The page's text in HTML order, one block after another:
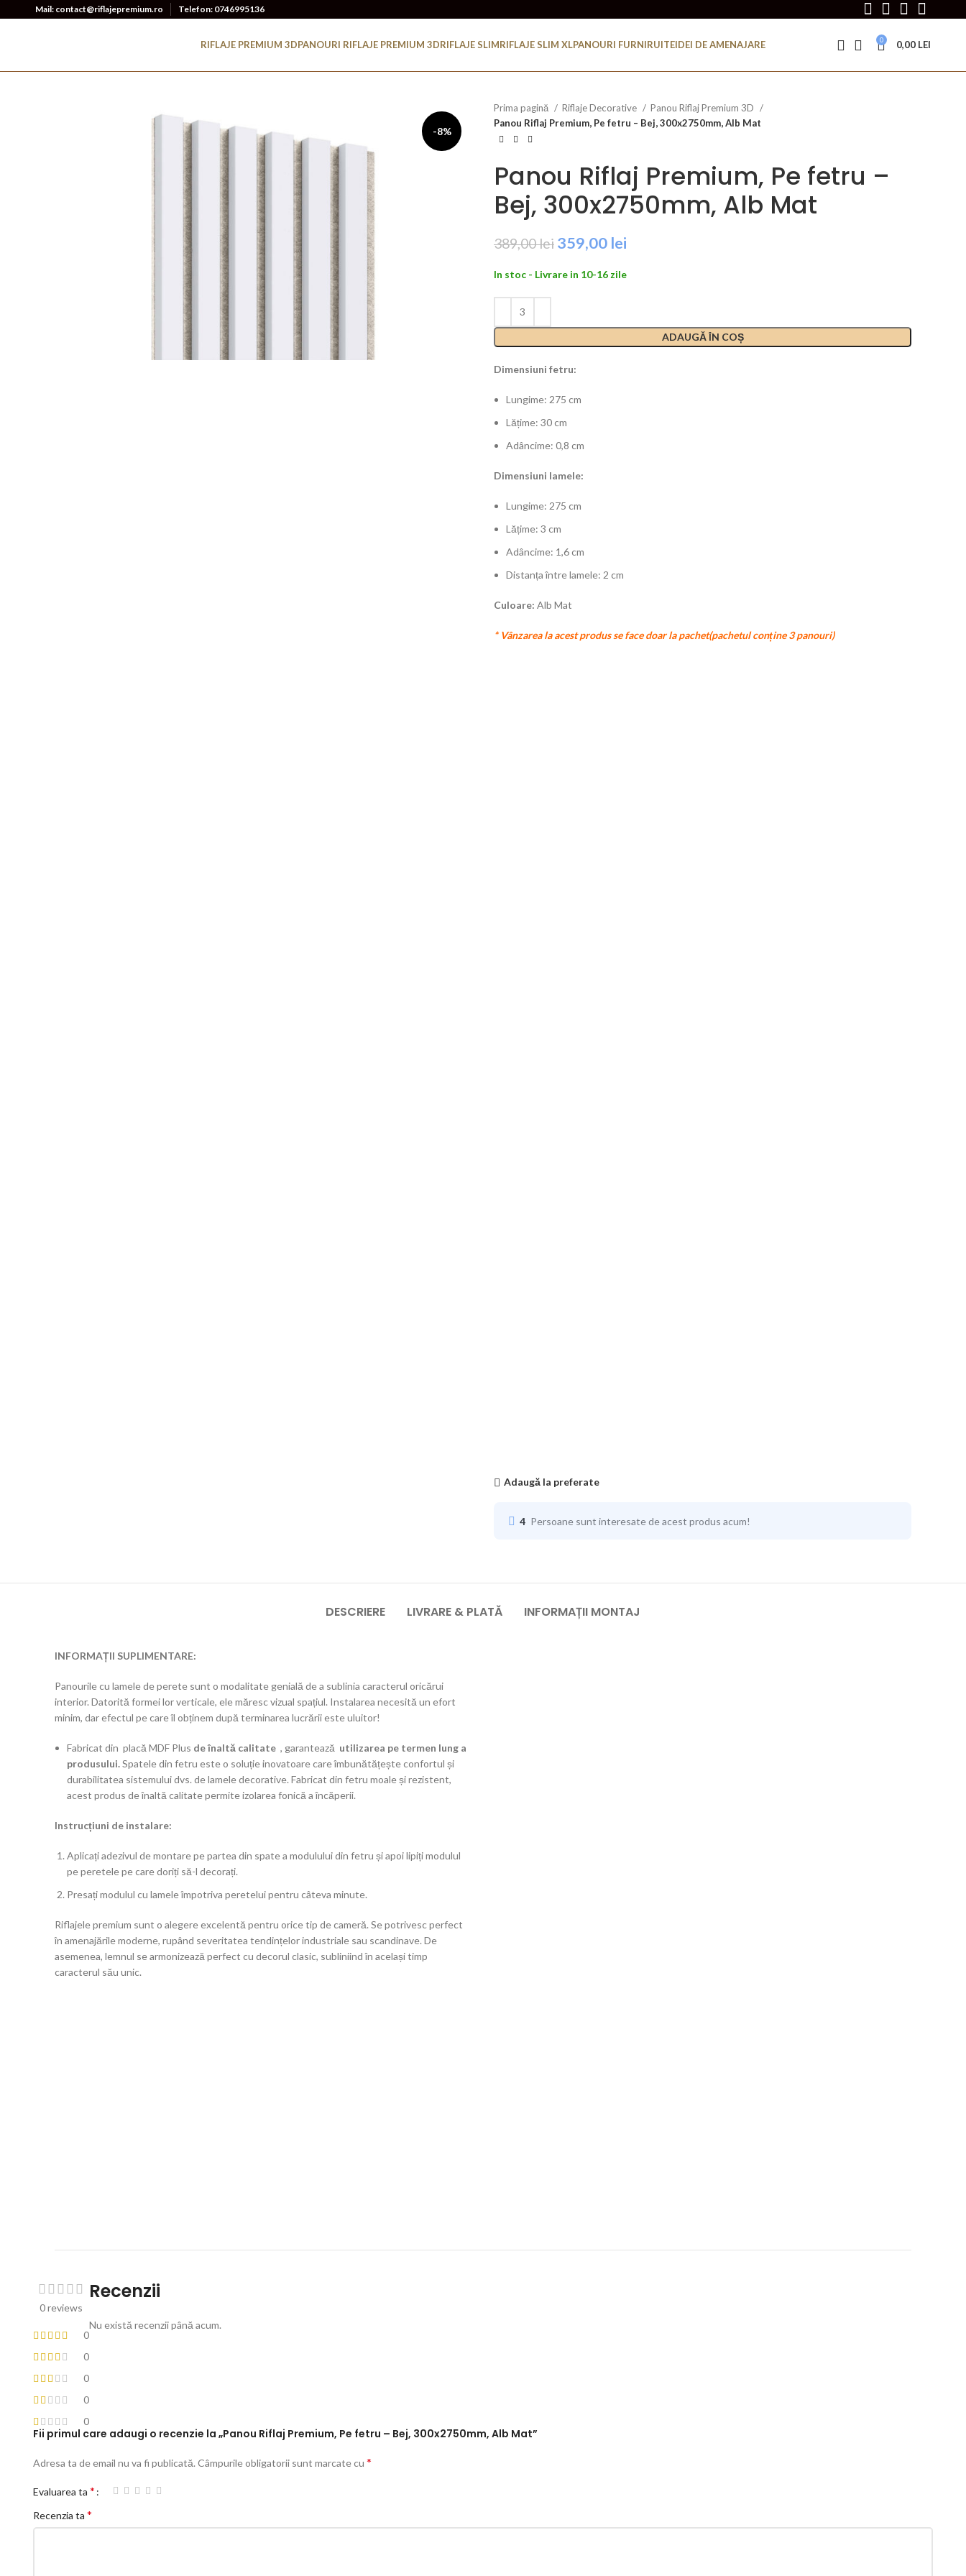
Mail: contact@riflajepremium.ro Telefon: 0746995136
RIFLAJE PREMIUM 3DPANOURI RIFLAJE PREMIUM 3DRIFLAJE SLIMRIFLAJE SLIM XLPANOURI FURNIRUITEIDEI DE AMENAJARE 0 0,00 LEI
-8%
Prima pagină Riflaje Decorative
Panou Riflaj Premium 3D
Panou Riflaj Premium, Pe fetru – Bej, 300x2750mm, Alb Mat
Panou Riflaj Premium, Pe fetru –
Bej, 300x2750mm, Alb Mat
389,00lei Prețul
a
359,00 lei
este:
In stoc - Livrare in 10-16 zile
ADAUGĂ ÎN COȘ
Dimensiuni fetru:
Lungime: 275 cm
Lățime: 30 cm
Adâncime: 0,8 cm
Dimensiuni lamele:
Lungime: 275 cm
Lățime: 3 cm
Adâncime: 1,6 cm
Distanța între lamele: 2 cm
Culoare: Alb Mat
* Vânzarea la acest produs se face doar la pachet(pachetul conține 3 panouri)
Adaugă la preferate
4 Persoane sunt interesate de acest produs acum!
DESCRIERE LIVRARE & PLATĂ INFORMAȚII MONTAJ
INFORMAȚII SUPLIMENTARE:
Panourile cu lamele de perete sunt o modalitate genială de a sublinia caracterul oricărui
interior. Datorită formei lor verticale, ele măresc vizual spațiul. Instalarea necesită un efort
minim, dar efectul pe care îl obținem după terminarea lucrării este uluitor!
Fabricat din placă MDF Plus de înaltă calitate , garantează utilizarea pe termen lung a
produsului.Spatele din fetru este o soluție inovatoare care îmbunătățește confortul și
durabilitatea sistemului dvs. de lamele decorative. Fabricat din fetru moale și rezistent,
acest produs de înaltă calitate permite izolarea fonică a încăperii.
Instrucțiuni de instalare:
Aplicați adezivul de montare pe partea din spate a modulului din fetru și apoi lipiți modulul
pe peretele pe care doriți să-l decorați.
Presați modulul cu lamele împotriva peretelui pentru câteva minute.
Riflajele premium sunt o alegere excelentă pentru orice tip de cameră. Se potrivesc perfect
în amenajările moderne, rupând severitatea tendințelor industriale sau scandinave. De
asemenea, lemnul se armonizează perfect cu decorul clasic, subliniind în același timp
caracterul său unic.
0 reviews
0
0
0
0
0
Recenzii
Nu există recenzii până acum.
Fii primul care adaugi o recenzie la „Panou Riflaj Premium, Pe fetru – Bej, 300x2750mm, Alb Mat”
Adresa ta de email nu va fi publicată. Câmpurile obligatorii sunt marcate cu *
Evaluarea ta *
Recenzia ta *